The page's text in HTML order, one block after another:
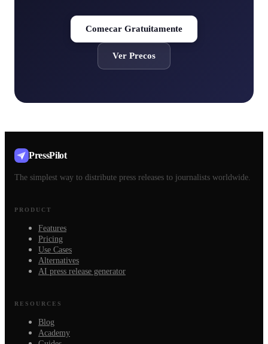
Comecar Gratuitamente
Ver Precos
PressPilot
The simplest way to distribute press releases to journalists worldwide.
PRODUCT
Features
Pricing
Use Cases
Alternatives
AI press release generator
RESOURCES
Blog
Academy